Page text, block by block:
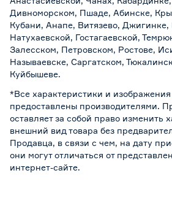
Дивноморском, Пшаде, Абинске,
Кубани, Анапе, Витязево, Джигинке,
Натухаевской, Гостагаевской,
Залесском, Петровском, Ростове,
Называевске, Саргатском,
Куйбышеве.
*Все характеристики и изображения
предоставлены производителями.
оставляет за собой право изменить
внешний вид товара без
Продавца, в связи с чем, на дату
они могут отличаться от
интернет-сайте.